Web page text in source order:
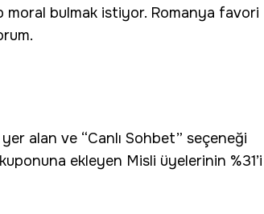
moral bulmak istiyor. Romanya favori
alan ve “Canlı Sohbet” seçeneği
ekleyen Misli üyelerinin %31’i